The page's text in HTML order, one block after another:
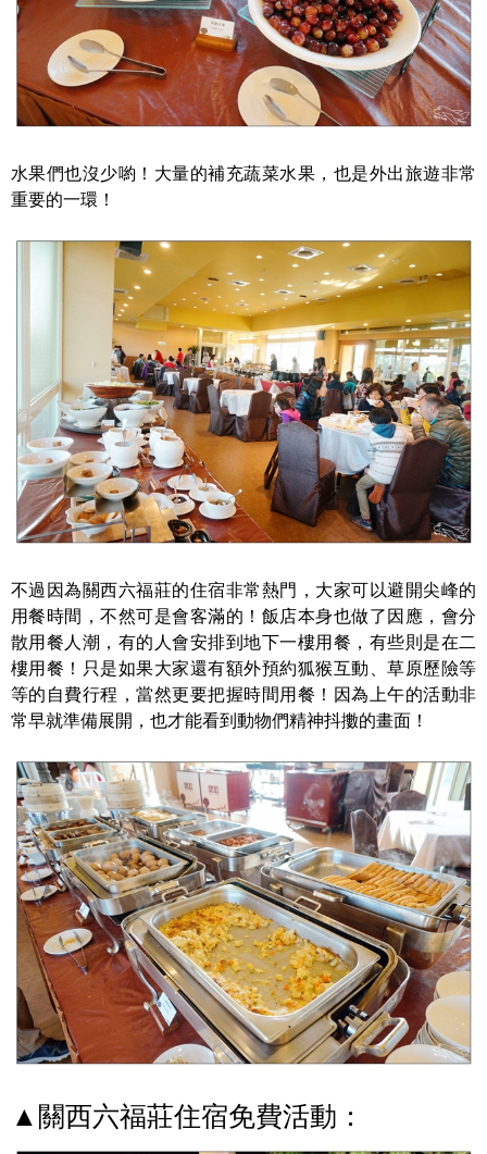
水果們也沒少喲！大量的補充蔬菜水果，也是外出旅遊非常
重要的一環！
不過因為關西六福莊的住宿非常熱門，大家可以避開尖峰的
用餐時間，不然可是會客滿的！飯店本身也做了因應，會分
散用餐人潮，有的人會安排到地下一樓用餐，有些則是在二
樓用餐！只是如果大家還有額外預約狐猴互動、草原歷險等
等的自費行程，當然更要把握時間用餐！因為上午的活動非
常早就準備展開，也才能看到動物們精神抖擻的畫面！
▲關西六福莊住宿免費活動：